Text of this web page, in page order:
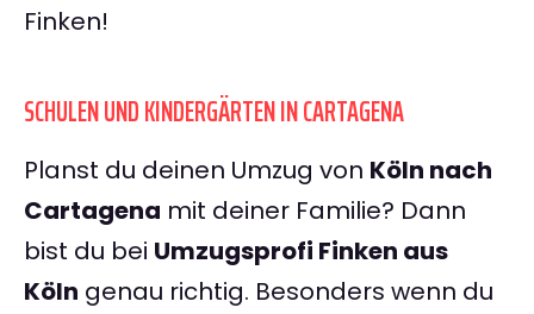
Finken!
SCHULEN UND KINDERGÄRTEN IN CARTAGENA
Planst du deinen Umzug von Köln nach
Cartagena mit deiner Familie? Dann
bist du bei Umzugsprofi Finken aus
Köln genau richtig. Besonders wenn du